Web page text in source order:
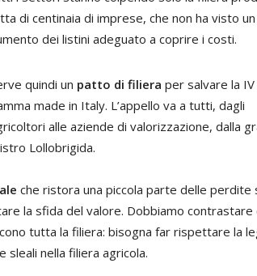
di centinaia di imprese, che non ha visto un
dei listini adeguato a coprire i costi.
quindi un patto di filiera per salvare la IV
made in Italy. L’appello va a tutti, dagli
alle aziende di valorizzazione, dalla
Lollobrigida.
che ristora una piccola parte delle perdite
la sfida del valore. Dobbiamo contrastare
tutta la filiera: bisogna far rispettare la
sleali nella filiera agricola.